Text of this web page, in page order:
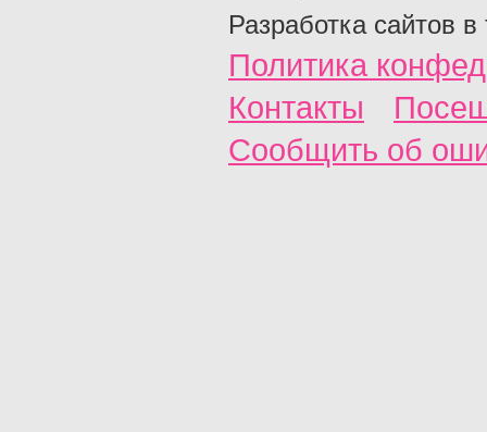
Разработка сайтов в
Политика
Контакты
Сообщить об